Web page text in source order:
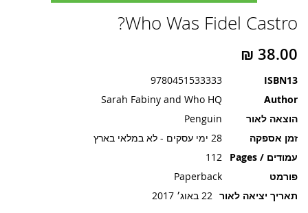
Who Was Fidel Castro?
ISBN13
9780451533333
Author
Sarah Fabiny and Who HQ
הוצאה לאור
Penguin
זמן אספקה
28 ימי עסקים - לא במלאי בארץ
עמודים / Pages
112
פורמט
Paperback
תאריך יציאה לאור 22 באוג׳ 2017
להתחלה
גלריית
תמונות